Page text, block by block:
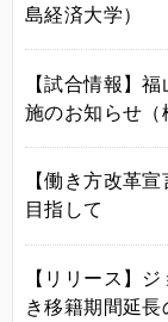
島経済大学）
【試合情報】
施のお知らせ（
【働き方改革
目指して
【リリース】
き移籍期間延